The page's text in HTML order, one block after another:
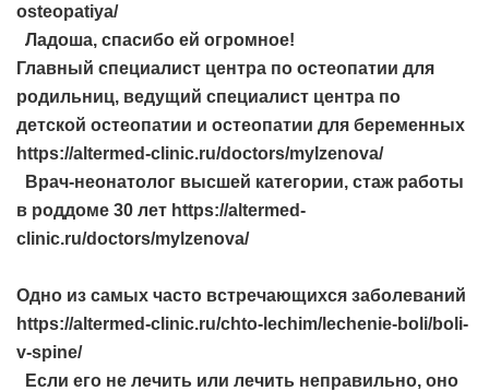
osteopatiya/
Ладоша, спасибо ей огромное!
Главный специалист центра по остеопатии для
родильниц, ведущий специалист центра по
детской остеопатии и остеопатии для беременных
https://altermed-clinic.ru/doctors/mylzenova/
Врач-неонатолог высшей категории, стаж работы
в роддоме 30 лет https://altermed-
clinic.ru/doctors/mylzenova/
Одно из самых часто встречающихся заболеваний
https://altermed-clinic.ru/chto-lechim/lechenie-boli/boli-
v-spine/
Если его не лечить или лечить неправильно, оно